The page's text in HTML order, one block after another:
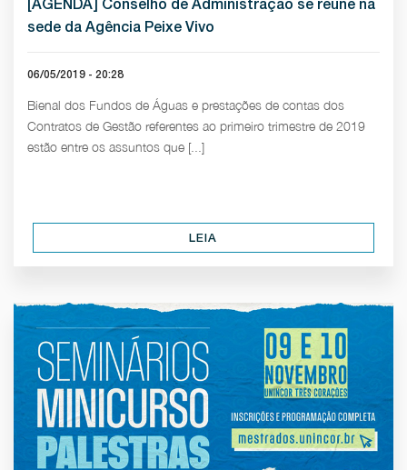
[AGENDA] Conselho de Administração se reúne na
sede da Agência Peixe Vivo
06/05/2019 - 20:28
Bienal dos Fundos de Águas e prestações de contas dos
Contratos de Gestão referentes ao primeiro trimestre de 2019
estão entre os assuntos que [...]
LEIA